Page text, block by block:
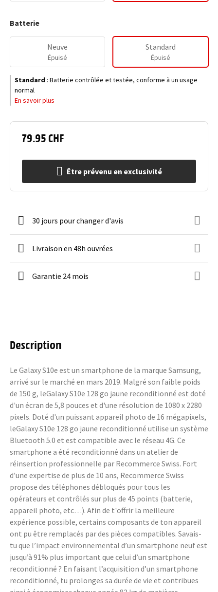
79.95 CHF
Être prévenu en exclusivité
Batterie
Neuve
Épuisé
Standard
Épuisé
Standard : Batterie contrôlée et testée, conforme à un usage
normal
En savoir plus
30 jours pour changer d'avis
Livraison en 48h ouvrées
Garantie 24 mois
Description
Le Galaxy S10e est un smartphone de la marque Samsung,
arrivé sur le marché en mars 2019. Malgré son faible poids
de 150 g, leGalaxy S10e 128 go jaune reconditionné est doté
d'un écran de 5,8 pouces et d'une résolution de 1080 x 2280
pixels. Doté d'un puissant appareil photo de 16 mégapixels,
leGalaxy S10e 128 go jaune reconditionné utilise un système
Bluetooth 5.0 et est compatible avec le réseau 4G. Ce
smartphone a été reconditionné dans un atelier de
réinsertion professionnelle par Recommerce Swiss. Fort
d’une expertise de plus de 10 ans, Recommerce Swiss
propose des téléphones débloqués pour tous les
opérateurs et contrôlés sur plus de 45 points (batterie,
appareil photo, etc…). Afin de t'offrir la meilleure
expérience possible, certains composants de ton appareil
ont pu être remplacés par des pièces compatibles. Savais-
tu que l’impact environnemental d’un smartphone neuf est
jusqu’à 91% plus important que celui d’un smartphone
reconditionné ? En faisant l’acquisition d’un smartphone
reconditionné, tu prolonges sa durée de vie et contribues